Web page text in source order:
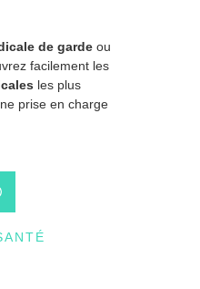
de garde ou
facilement les
les plus
prise en charge